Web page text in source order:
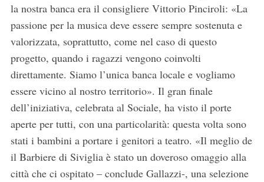
la nostra banca era il consigliere Vittorio Pinciroli: «La
passione per la musica deve essere sempre sostenuta e
valorizzata, soprattutto, come nel caso di questo
progetto, quando i ragazzi vengono coinvolti
direttamente. Siamo l’unica banca locale e vogliamo
essere vicino al nostro territorio». Il gran finale
dell’iniziativa, celebrata al Sociale, ha visto il porte
aperte per tutti, con una particolarità: questa volta sono
stati i bambini a portare i genitori a teatro. «Il meglio de
il Barbiere di Siviglia è stato un doveroso omaggio alla
città che ci ospitato – conclude Gallazzi-, una selezione